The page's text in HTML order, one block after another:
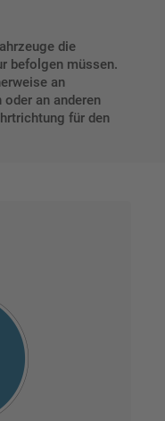
die
befolgen müssen.
an
oder an anderen
für den